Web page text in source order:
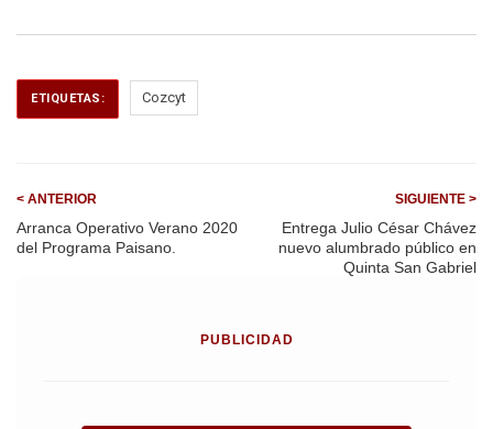
ce
b
o
ail at e
ETIQUETAS: Cozcyt
< ANTERIOR
Arranca Operativo Verano 2020
del Programa Paisano.
SIGUIENTE >
Entrega Julio César Chávez
nuevo alumbrado público en
Quinta San Gabriel
PUBLICIDAD